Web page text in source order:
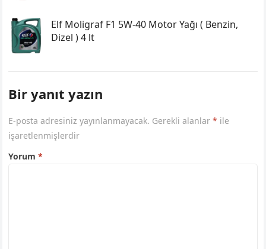
Elf Moligraf F1 5W-40 Motor Yağı ( Benzin,
Dizel ) 4 lt
Bir yanıt yazın
E-posta adresiniz yayınlanmayacak. Gerekli alanlar* ile
işaretlenmişlerdir
Yorum*